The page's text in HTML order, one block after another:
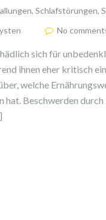
, Schlafstörungen,
No
sich für
ihnen eher kritisch
welche
hat. Beschwerden